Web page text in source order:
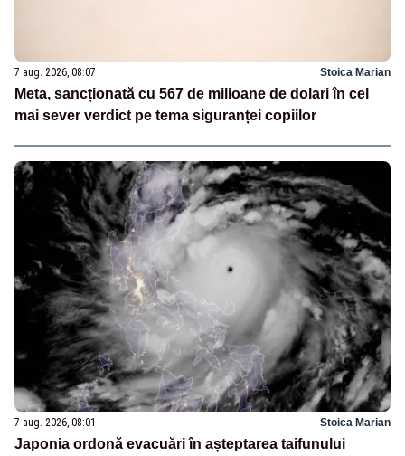
7 aug. 2026, 08:07 Stoica Marian
Meta, sancționată cu 567 de milioane de dolari în cel
mai sever verdict pe tema siguranței copiilor
7 aug. 2026, 08:01 Stoica Marian
Japonia ordonă evacuări în așteptarea taifunului